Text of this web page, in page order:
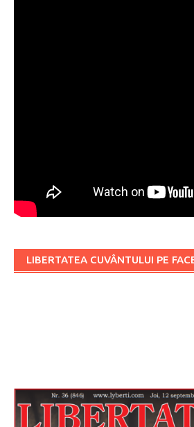
LIBERTATEA CUVÂNTULUI PE